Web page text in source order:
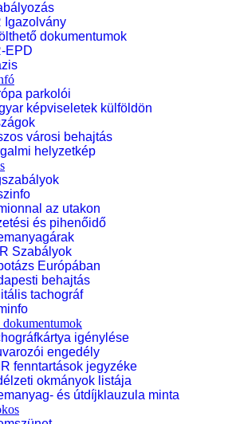
Igazolvány
dokumentumok
EPD
parkolói
képviseletek külföldön
városi behajtás
helyzetkép
az utakon
és pihenőidő
Szabályok
Európában
behajtás
tachográf
igénylése
engedély
fenntartások jegyzéke
okmányok listája
és útdíjklauzula minta